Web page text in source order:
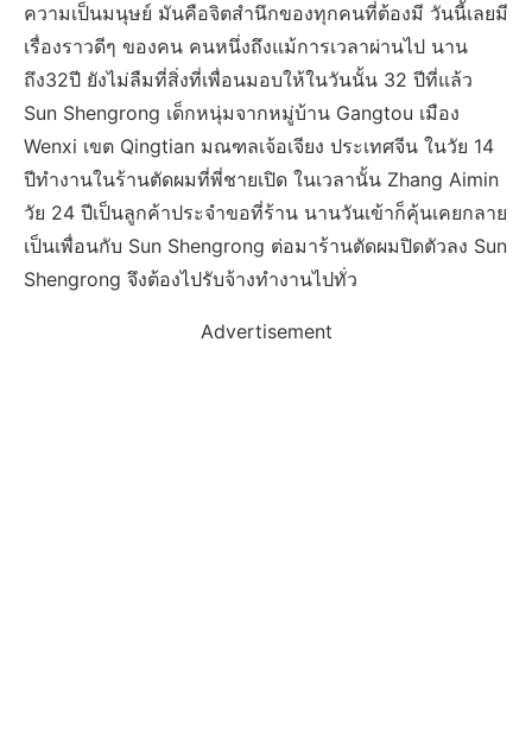
ความเป็นมนุษย์ มันคือจิตสำนึกของทุกคนที่ต้องมี วันนี้เลยมี
เรื่องราวดีๆ ของคน คนหนึ่งถึงแม้การเวลาผ่านไป นาน
ถึง32ปี ยังไม่ลืมที่สิ่งที่เพื่อนมอบให้ในวันนั้น 32 ปีที่แล้ว
Sun Shengrong เด็กหนุ่มจากหมู่บ้าน Gangtou เมือง
Wenxi เขต Qingtian มณฑลเจ้อเจียง ประเทศจีน ในวัย 14
ปีทำงานในร้านตัดผมที่พี่ชายเปิด ในเวลานั้น Zhang Aimin
วัย 24 ปีเป็นลูกค้าประจำขอที่ร้าน นานวันเข้าก็คุ้นเคยกลาย
เป็นเพื่อนกับ Sun Shengrong ต่อมาร้านตัดผมปิดตัวลง Sun
Shengrong จึงต้องไปรับจ้างทำงานไปทั่ว
Advertisement